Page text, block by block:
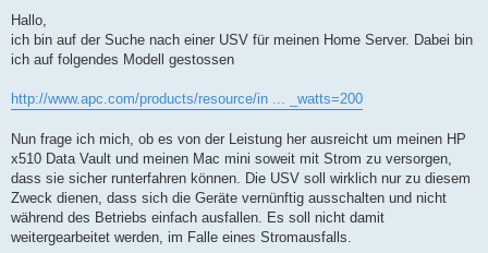
i
r
a
Hallo,
ich bin auf der Suche nach einer USV für meinen Home Server. Dabei bin
ich auf folgendes Modell gestossen
http://www.apc.com/products/resource/in ... _watts=200
Nun frage ich mich, ob es von der Leistung her ausreicht um meinen HP
x510 Data Vault und meinen Mac mini soweit mit Strom zu versorgen,
dass sie sicher runterfahren können. Die USV soll wirklich nur zu diesem
Zweck dienen, dass sich die Geräte vernünftig ausschalten und nicht
während des Betriebs einfach ausfallen. Es soll nicht damit
weitergearbeitet werden, im Falle eines Stromausfalls.